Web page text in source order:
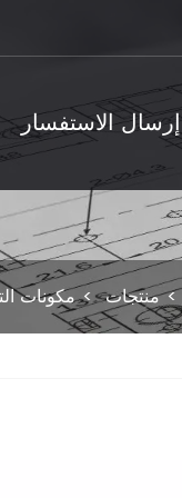
إرسال الاستفسار
منتجات مكونات